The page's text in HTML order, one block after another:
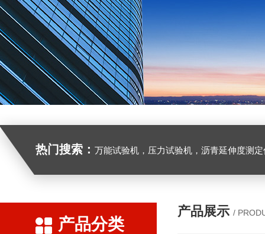
热门搜索： 万能试验机，压力试验机，沥青延伸度测定仪，沥青混合料拌合机，全自动沥青混合料离心式抽提仪，马歇尔电动
产品分类
产品展示 /